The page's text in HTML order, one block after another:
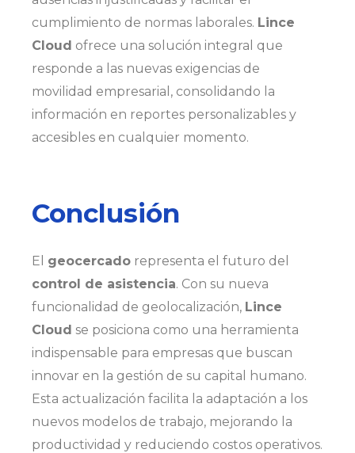
cumplimiento de normas laborales. Lince
Cloud ofrece una solución integral que
responde a las nuevas exigencias de
movilidad empresarial, consolidando la
información en reportes personalizables y
accesibles en cualquier momento.
Conclusión
El geocercado representa el futuro del
control de asistencia. Con su nueva
funcionalidad de geolocalización, Lince
Cloud se posiciona como una herramienta
indispensable para empresas que buscan
innovar en la gestión de su capital humano.
Esta actualización facilita la adaptación a los
nuevos modelos de trabajo, mejorando la
productividad y reduciendo costos operativos.